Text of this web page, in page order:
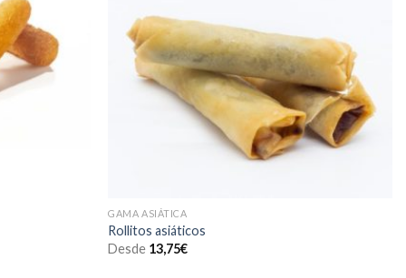
GAMA ASIÁTICA
Rollitos asiáticos
Desde 13,75€